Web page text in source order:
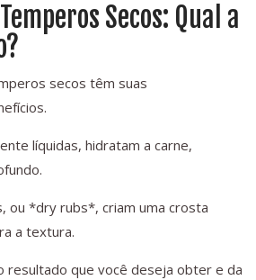
Secos: Qual a
secos têm suas
líquidas, hidratam a carne,
ou *dry rubs*, criam uma crosta
a textura.
resultado que você deseja obter e da